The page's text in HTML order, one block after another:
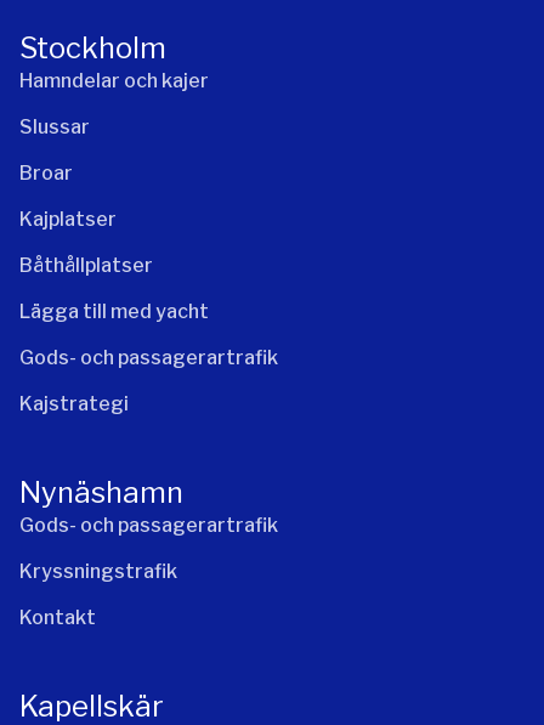
Stockholm
Hamndelar och kajer
Slussar
Broar
Kajplatser
Båthållplatser
Lägga till med yacht
Gods- och passagerartrafik
Kajstrategi
Nynäshamn
Gods- och passagerartrafik
Kryssningstrafik
Kontakt
Kapellskär